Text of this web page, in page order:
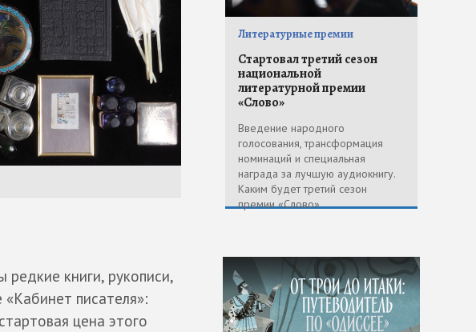
книги, рукописи,
писателя»:
цена этого
Литературные премии
Стартовал третий сезон
национальной
литературной премии
«Слово»
Введение народного
голосования, трансформация
номинаций и специальная
награда за лучшую аудиокнигу.
Каким будет третий сезон
премии «Слово»